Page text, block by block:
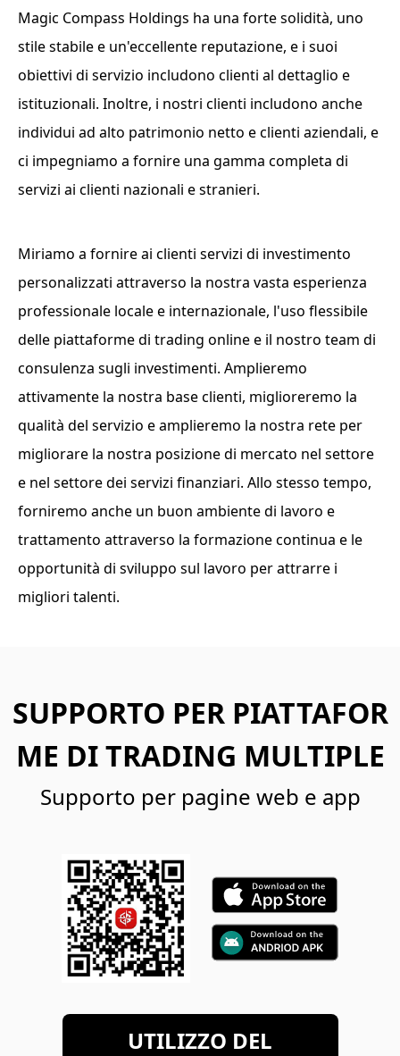
Magic Compass Holdings ha una forte solidità, uno
stile stabile e un'eccellente reputazione, e i suoi
obiettivi di servizio includono clienti al dettaglio e
istituzionali. Inoltre, i nostri clienti includono anche
individui ad alto patrimonio netto e clienti aziendali, e
ci impegniamo a fornire una gamma completa di
servizi ai clienti nazionali e stranieri.
Miriamo a fornire ai clienti servizi di investimento
personalizzati attraverso la nostra vasta esperienza
professionale locale e internazionale, l'uso flessibile
delle piattaforme di trading online e il nostro team di
consulenza sugli investimenti. Amplieremo
attivamente la nostra base clienti, miglioreremo la
qualità del servizio e amplieremo la nostra rete per
migliorare la nostra posizione di mercato nel settore
e nel settore dei servizi finanziari. Allo stesso tempo,
forniremo anche un buon ambiente di lavoro e
trattamento attraverso la formazione continua e le
opportunità di sviluppo sul lavoro per attrarre i
migliori talenti.
SUPPORTO PER PIATTAFOR
ME DI TRADING MULTIPLE
Supporto per pagine web e app
UTILIZZO DEL